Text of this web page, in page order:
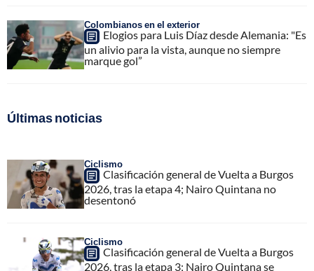
Colombianos en el exterior
Elogios para Luis Díaz desde Alemania: "Es
un alivio para la vista, aunque no siempre
marque gol”
Últimas noticias
Ciclismo
Clasificación general de Vuelta a Burgos
2026, tras la etapa 4; Nairo Quintana no
desentonó
Ciclismo
Clasificación general de Vuelta a Burgos
2026, tras la etapa 3; Nairo Quintana se